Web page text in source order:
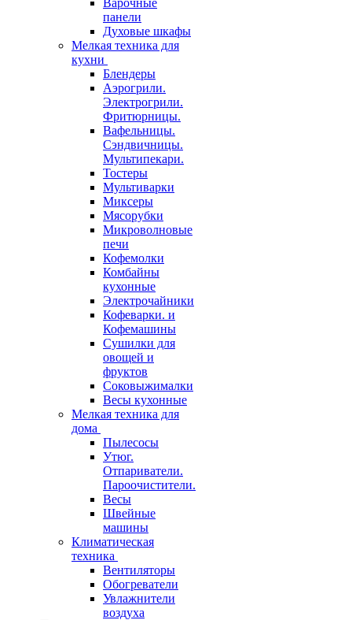
Варочные
панели
Духовые шкафы
Мелкая техника для
кухни
Блендеры
Аэрогрили.
Электрогрили.
Фритюрницы.
Вафельницы.
Сэндвичницы.
Мультипекари.
Тостеры
Мультиварки
Миксеры
Мясорубки
Микроволновые
печи
Кофемолки
Комбайны
кухонные
Электрочайники
Кофеварки. и
Кофемашины
Сушилки для
овощей и
фруктов
Соковыжималки
Весы кухонные
Мелкая техника для
дома
Пылесосы
Утюг.
Отпариватели.
Пароочистители.
Весы
Швейные
машины
Климатическая
техника
Вентиляторы
Обогреватели
Увлажнители
воздуха